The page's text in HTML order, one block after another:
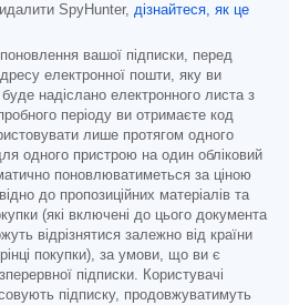
SpyHunter, дізнайтеся, як це
вашої підписки, перед
електронної пошти, яку ви
буде надіслано електронного листа з
періоду ви отримаєте код
лише протягом одного
одного пристрою на один обліковий
поновлюватиметься за ціною
до пропозиційних матеріалів та
(які включені до цього документа
відрізнятися залежно від країни
покупки), за умови, що ви є
підписки. Користувачі
підписку, продовжуватимуть